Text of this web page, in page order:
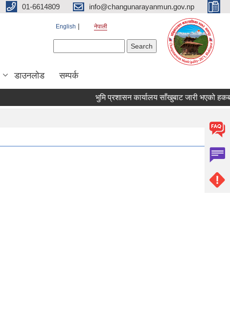
01-6614809 info@changunarayanmun.gov.np
English नेपाली
डाउनलोड सम्पर्क
भुमि प्रशासन कार्यालय साँखुबाट जारी भएको